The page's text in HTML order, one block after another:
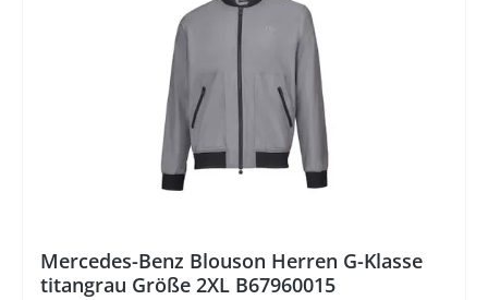
Mercedes-Benz Blouson Herren G-Klasse
titangrau Größe 2XL B67960015